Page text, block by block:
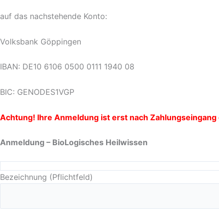
auf das nachstehende Konto:
Volksbank Göppingen
IBAN: DE10 6106 0500 0111 1940 08
BIC: GENODES1VGP
Achtung! Ihre Anmeldung ist erst nach Zahlungseingang
Anmeldung – BioLogisches Heilwissen
Bezeichnung (Pflichtfeld)